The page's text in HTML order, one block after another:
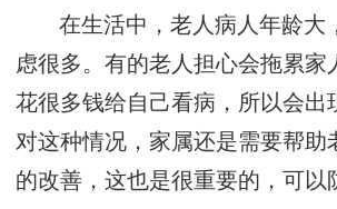
在生活中，老人病人年龄大
虑很多。有的老人担心会拖累家
花很多钱给自己看病，所以会出
对这种情况，家属还是需要帮助
的改善，这也是很重要的，可以